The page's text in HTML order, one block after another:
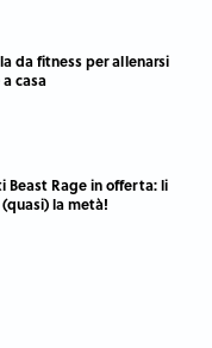
da fitness per allenarsi
casa
Beast Rage in offerta: li
la metà!